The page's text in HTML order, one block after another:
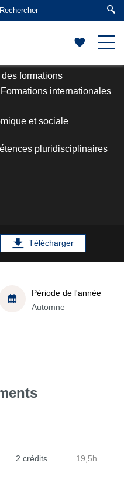
formations
Formations internationales
et sociale
pluridisciplinaires
Télécharger
Période de l'année
Automne
2 crédits 19,5h